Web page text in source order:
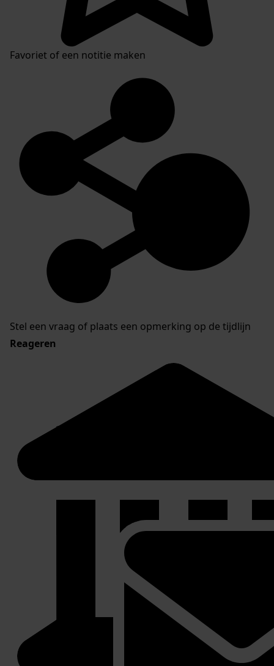
Favoriet of een notitie maken
Stel een vraag of plaats een opmerking op de tijdlijn
Reageren